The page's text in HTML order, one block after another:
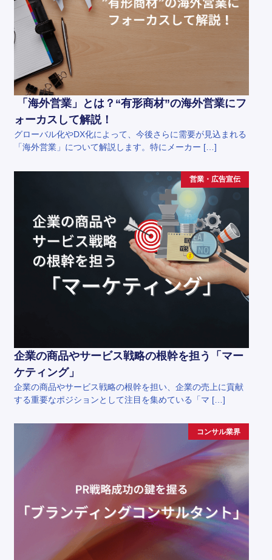
「海外営業」とは？“有形商材”の海外営業にフ
ォーカスして解説！
グローバル化やDX化によって、今後さらに需要が見込まれる
「海外営業」について解説します。特にメーカー […]
営業・広告宣伝
企業の商品やサービス戦略の根幹を担う「マー
ケティング」
企業の商品やサービス戦略の根幹を担い、企業の売上に貢献
する重要なポジションとして注目を集めている「マ […]
コンサル業界